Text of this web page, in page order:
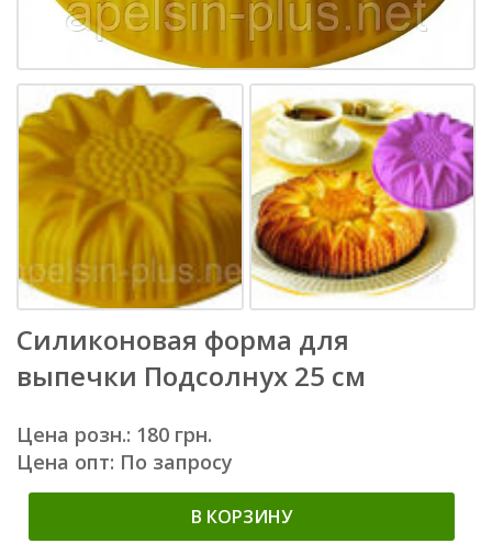
Силиконовая форма для
выпечки Подсолнух 25 см
Цена розн.: 180 грн.
Цена опт: По запросу
В КОРЗИНУ